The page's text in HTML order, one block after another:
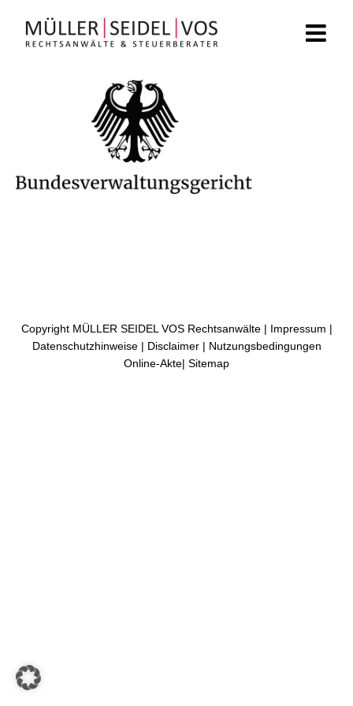
springen
Copyright MÜLLER SEIDEL VOS Rechtsanwälte | Impressum |
Datenschutzhinweise| Disclaimer| Nutzungsbedingungen
Online-Akte| Sitemap